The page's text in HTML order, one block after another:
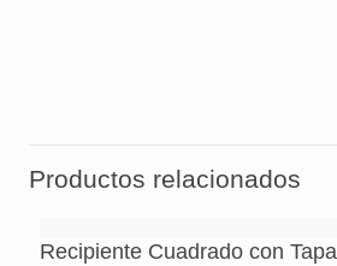
Productos relacionados
Recipiente Cuadrado con Tapa